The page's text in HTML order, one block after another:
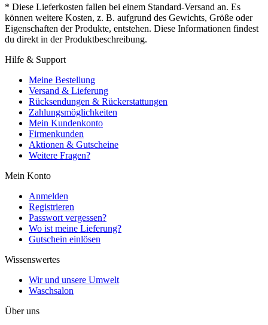
* Diese Lieferkosten fallen bei einem Standard-Versand an. Es
können weitere Kosten, z. B. aufgrund des Gewichts, Größe oder
Eigenschaften der Produkte, entstehen. Diese Informationen findest
du direkt in der Produktbeschreibung.
Hilfe & Support
Meine Bestellung
Versand & Lieferung
Rücksendungen & Rückerstattungen
Zahlungsmöglichkeiten
Mein Kundenkonto
Firmenkunden
Aktionen & Gutscheine
Weitere Fragen?
Mein Konto
Anmelden
Registrieren
Passwort vergessen?
Wo ist meine Lieferung?
Gutschein einlösen
Wissenswertes
Wir und unsere Umwelt
Waschsalon
Über uns